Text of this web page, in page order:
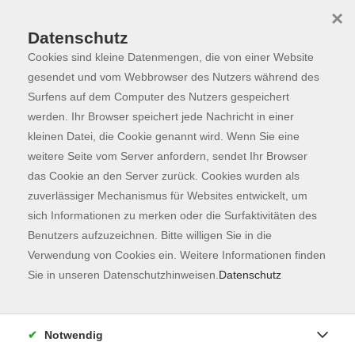
Skip to main content
Programm
0 Kurse
Datenschutz
Cookies sind kleine Datenmengen, die von einer Website
gesendet und vom Webbrowser des Nutzers während des
Surfens auf dem Computer des Nutzers gespeichert
werden. Ihr Browser speichert jede Nachricht in einer
kleinen Datei, die Cookie genannt wird. Wenn Sie eine
weitere Seite vom Server anfordern, sendet Ihr Browser
das Cookie an den Server zurück. Cookies wurden als
zuverlässiger Mechanismus für Websites entwickelt, um
sich Informationen zu merken oder die Surfaktivitäten des
Benutzers aufzuzeichnen. Bitte willigen Sie in die
Verwendung von Cookies ein. Weitere Informationen finden
Sie in unseren Datenschutzhinweisen. Datenschutz
×
Notwendig